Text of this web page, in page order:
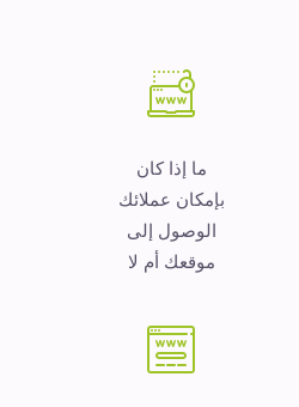
ما إذا كان
بإمكان عملائك
الوصول إلى
موقعك أم لا